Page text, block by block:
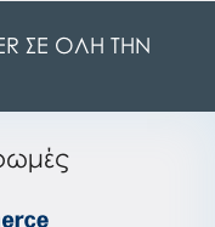
ΣΕ ΟΛΗ ΤΗΝ